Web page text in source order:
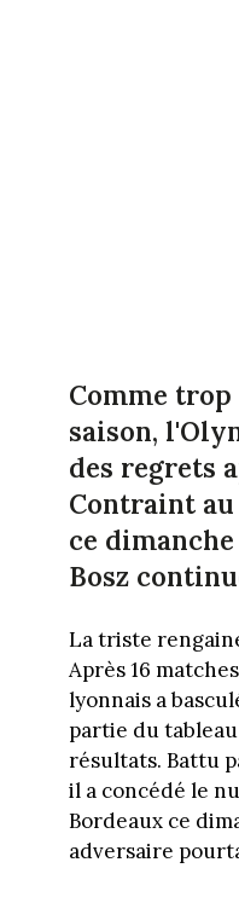
Comme
saison,
des regrets
Contraint
ce
Bosz
La triste
Après 16
lyonnais a
partie du
résultats. Battu
il a concédé le
Bordeaux ce
adversaire